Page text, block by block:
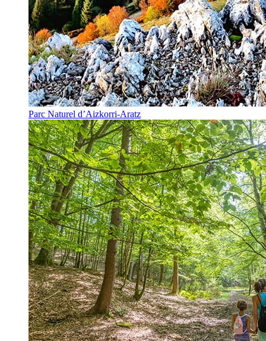
Parc Naturel d’Aizkorri-Aratz